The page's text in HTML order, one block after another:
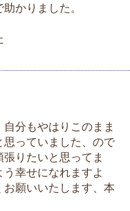
かりました。
分もやはりこのまま
っていました、ので
りたいと思ってま
幸せになれますよ
願いいたします、本